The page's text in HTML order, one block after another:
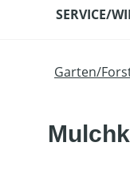
SERVICE/
Garten/